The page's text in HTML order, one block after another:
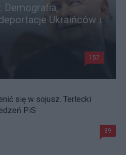
Demografia,
Ukraińców i
157
się w sojusz. Terlecki
PiS
89